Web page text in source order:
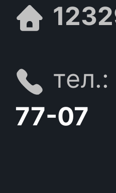
тел.:
77-07